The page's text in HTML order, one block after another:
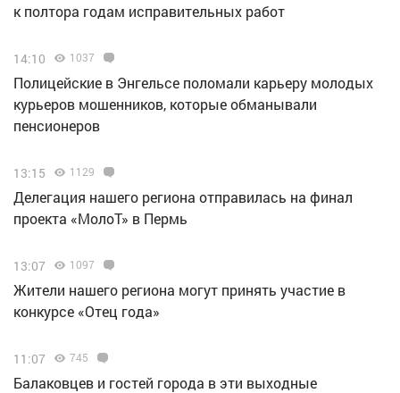
к полтора годам исправительных работ
14:10 1037
Полицейские в Энгельсе поломали карьеру молодых
курьеров мошенников, которые обманывали
пенсионеров
13:15 1129
Делегация нашего региона отправилась на финал
проекта «МолоТ» в Пермь
13:07 1097
Жители нашего региона могут принять участие в
конкурсе «Отец года»
11:07 745
Балаковцев и гостей города в эти выходные